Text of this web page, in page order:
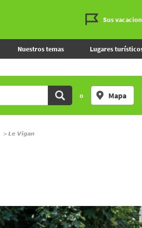
Sus
Nuestros temas Lugares
o Mapa
Le Vigan